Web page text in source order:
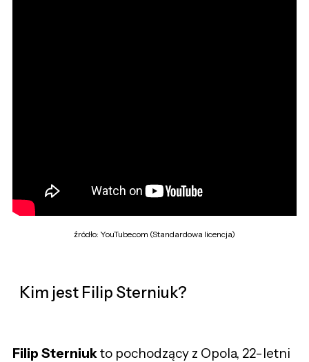
źródło: YouTube.com (Standardowa licencja)
Kim jest Filip Sterniuk?
Filip Sterniukto pochodzący z Opola, 22-letni